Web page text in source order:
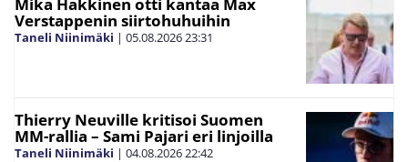
Verstappenin siirtohuhuihin
Taneli Niinimäki | 05.08.202623:31
Thierry Neuville kritisoi Suomen
MM-rallia – Sami Pajari eri linjoilla
Taneli Niinimäki | 04.08.202622:42